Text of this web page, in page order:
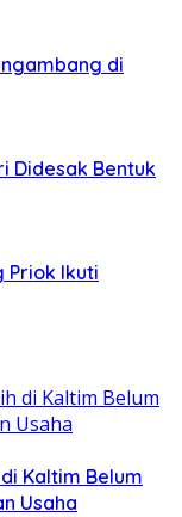
di
Didesak Bentuk
Priok Ikuti
Kaltim Belum
Usaha